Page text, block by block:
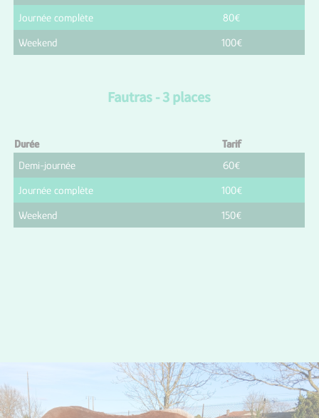
Journée complète 80€
Weekend 100€
Fautras - 3 places
Durée
Tarif
Demi-journée
60€
Journée complète 100€
Weekend 150€